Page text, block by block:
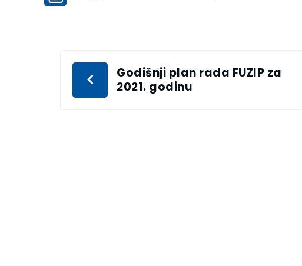
Godišnji plan rada FUZIP za
2021. godinu